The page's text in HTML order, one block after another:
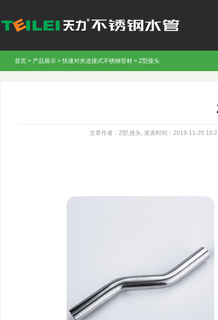
首页 > 产品展示 >快速对夹连接式不锈钢管材 > Z型接头
文章作者：Z型,接头, 发表时间：2019-11-25